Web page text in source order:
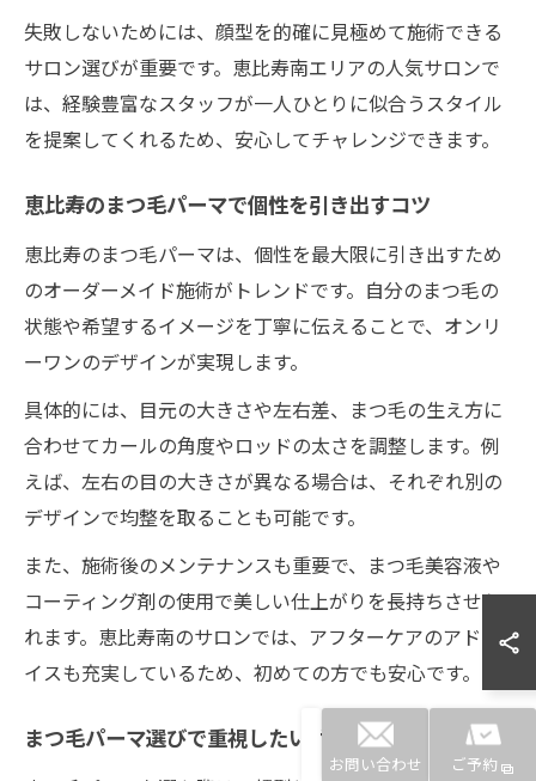
失敗しないためには、顔型を的確に見極めて施術できる
サロン選びが重要です。恵比寿南エリアの人気サロンで
は、経験豊富なスタッフが一人ひとりに似合うスタイル
を提案してくれるため、安心してチャレンジできます。
恵比寿のまつ毛パーマで個性を引き出すコツ
恵比寿のまつ毛パーマは、個性を最大限に引き出すため
のオーダーメイド施術がトレンドです。自分のまつ毛の
状態や希望するイメージを丁寧に伝えることで、オンリ
ーワンのデザインが実現します。
具体的には、目元の大きさや左右差、まつ毛の生え方に
合わせてカールの角度やロッドの太さを調整します。例
えば、左右の目の大きさが異なる場合は、それぞれ別の
デザインで均整を取ることも可能です。
また、施術後のメンテナンスも重要で、まつ毛美容液や
コーティング剤の使用で美しい仕上がりを長持ちさせら
れます。恵比寿南のサロンでは、アフターケアのアドバ
イスも充実しているため、初めての方でも安心です。
まつ毛パーマ選びで重視したいポイントまとめ
お問い合わせ ご予約